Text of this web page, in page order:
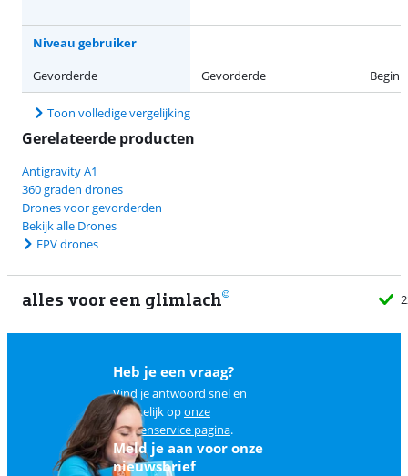
Niveau gebruiker
Gevorderde
Gevorderde
Toon volledige vergelijking
Gerelateerde producten
Antigravity A1
360 graden drones
Drones voor gevorderden
Bekijk alle Drones
FPV drones
alles voor een glimlach
Heb je een vraag?
Vind je antwoord snel en
makkelijk oponze
klantenservice pagina.
Meld je aan voor onze
nieuwsbrief